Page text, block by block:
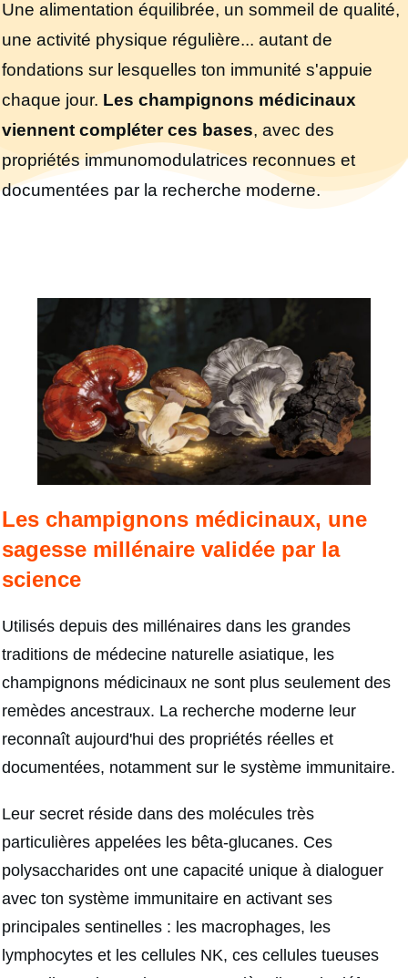
Une alimentation équilibrée, un sommeil de qualité,
une activité physique régulière... autant de
fondations sur lesquelles ton immunité s'appuie
chaque jour. Les champignons médicinaux
viennent compléter ces bases, avec des
propriétés immunomodulatrices reconnues et
documentées par la recherche moderne.
Les champignons médicinaux, une
sagesse millénaire validée par la
science
Utilisés depuis des millénaires dans les grandes
traditions de médecine naturelle asiatique, les
champignons médicinaux ne sont plus seulement des
remèdes ancestraux. La recherche moderne leur
reconnaît aujourd'hui des propriétés réelles et
documentées, notamment sur le système immunitaire.
Leur secret réside dans des molécules très
particulières appelées les bêta-glucanes. Ces
polysaccharides ont une capacité unique à dialoguer
avec ton système immunitaire en activant ses
principales sentinelles : les macrophages, les
lymphocytes et les cellules NK, ces cellules tueuses